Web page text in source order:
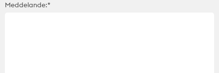
Meddelande:*